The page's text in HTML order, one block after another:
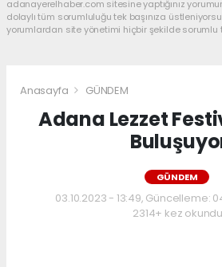
adanayerelhaber.com sitesine yaptığınız
dolaylı tüm sorumluluğu tek başınıza
yorumlardan site yönetimi hiçbir şekilde sorumlu
Anasayfa GÜNDEM
Adana Lezzet
GÜNDEM
03.10.2023 - 13:49, Güncelleme:
2314+ kez